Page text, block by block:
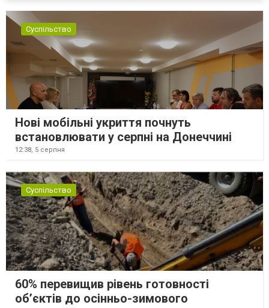
Суспільство
Нові мобільні укриття почнуть
встановлювати у серпні на Донеччині
12:38, 5 серпня
Суспільство
60% перевищив рівень готовності
об’єктів до осінньо-зимового